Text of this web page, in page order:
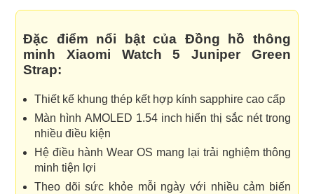
Đặc điểm nổi bật của Đồng hồ thông
minh Xiaomi Watch 5 Juniper Green
Strap:
Thiết kế khung thép kết hợp kính sapphire cao cấp
Màn hình AMOLED 1.54 inch hiển thị sắc nét trong
nhiều điều kiện
Hệ điều hành Wear OS mang lại trải nghiệm thông
minh tiện lợi
Theo dõi sức khỏe mỗi ngày với nhiều cảm biến